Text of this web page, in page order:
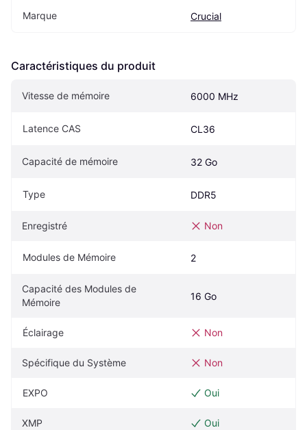
Marque Crucial
Caractéristiques du produit
Vitesse de mémoire 6000 MHz
Latence CAS CL36
Capacité de mémoire 32 Go
Type DDR5
Enregistré Non
Modules de Mémoire 2
Capacité des Modules de
Mémoire
16 Go
Éclairage Non
Spécifique du Système Non
EXPO Oui
XMP Oui